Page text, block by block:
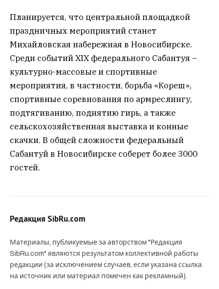
Планируется, что центральной площадкой
праздничных мероприятий станет
Михайловская набережная в Новосибирске.
Среди событий XIX федерального Сабантуя –
культурно-массовые и спортивные
мероприятия, в частности, борьба «Кореш»,
спортивные соревнования по армреслингу,
подтягиванию, поднятию гирь, а также
сельскохозяйственная выставка и конные
скачки. В общей сложности федеральный
Сабантуй в Новосибирске соберет более 3000
гостей.
Редакция SibRu.com
Материалы, публикуемые за авторством "Редакция
SibRu.com" являются результатом коллективной работы
редакции (за исключением случаев, если указана ссылка
на источник или материал помечен как рекламный).